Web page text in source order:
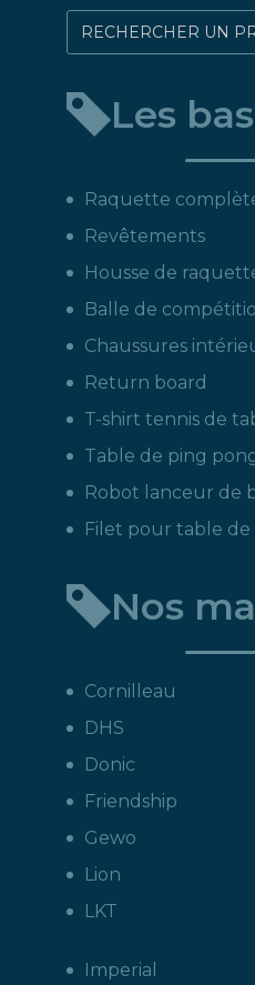
:
Les
Raquette
Revêtements
Housse de
Balle de
Chaussures
Return board
T-shirt tennis de
Table de ping
Robot lanceur de
Filet pour table
Nos
Cornilleau
DHS
Donic
Friendship
Gewo
Lion
LKT
Imperial